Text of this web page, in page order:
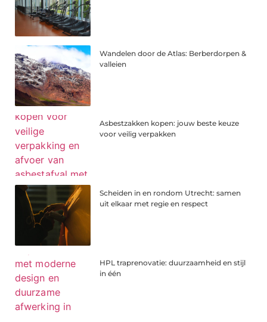
Wandelen door de Atlas: Berberdorpen &
valleien
Asbestzakken kopen: jouw beste keuze
voor veilig verpakken
Scheiden in en rondom Utrecht: samen
uit elkaar met regie en respect
HPL traprenovatie: duurzaamheid en stijl
in één